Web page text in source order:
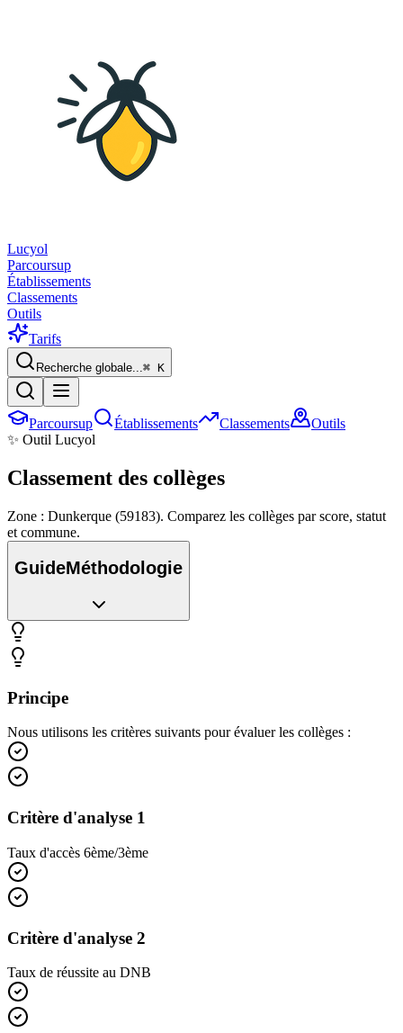
Lucyol
Parcoursup
Établissements
Classements
Outils
Tarifs
Recherche globale...⌘ K
Parcoursup Établissements Classements
Outils
✨ Outil Lucyol
Classement des collèges
Zone : Dunkerque (59183). Comparez les collèges par score, statut
et commune.
GuideMéthodologie
Principe
Nous utilisons les critères suivants pour évaluer les collèges :
Critère d'analyse 1
Taux d'accès 6ème/3ème
Critère d'analyse 2
Taux de réussite au DNB